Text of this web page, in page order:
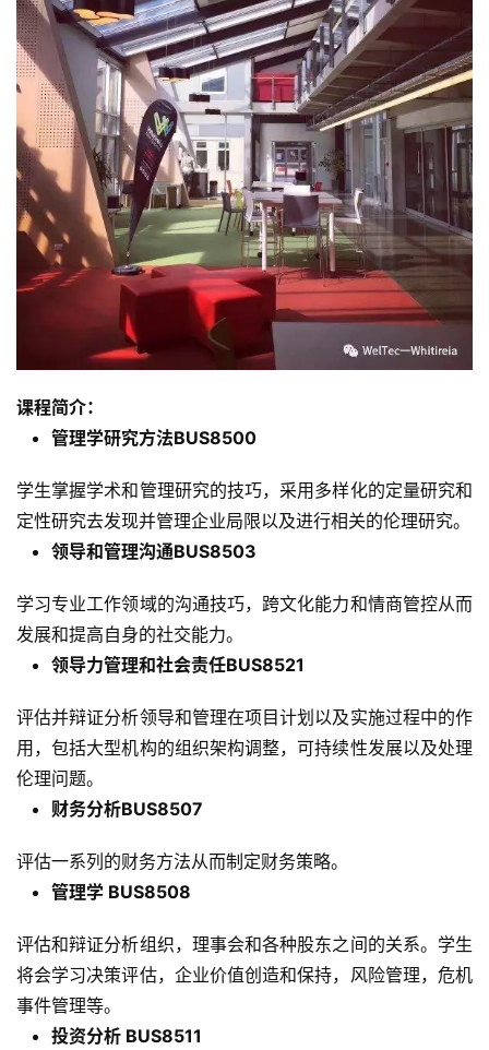
系
我
们
技
能
移
投
资
家
聚
工
作
证
新
西
留
学
访
问
签
证
课程简介：
管理学研究方法BUS8500
学生掌握学术和管理研究的技巧，采用多样化的定量研究和
定性研究去发现并管理企业局限以及进行相关的伦理研究。
领导和管理沟通BUS8503
学习专业工作领域的沟通技巧，跨文化能力和情商管控从而
发展和提高自身的社交能力。
领导力管理和社会责任BUS8521
评估并辩证分析领导和管理在项目计划以及实施过程中的作
用，包括大型机构的组织架构调整，可持续性发展以及处理
伦理问题。
财务分析BUS8507
评估一系列的财务方法从而制定财务策略。
管理学 BUS8508
评估和辩证分析组织，理事会和各种股东之间的关系。学生
将会学习决策评估，企业价值创造和保持，风险管理，危机
事件管理等。
投资分析 BUS8511